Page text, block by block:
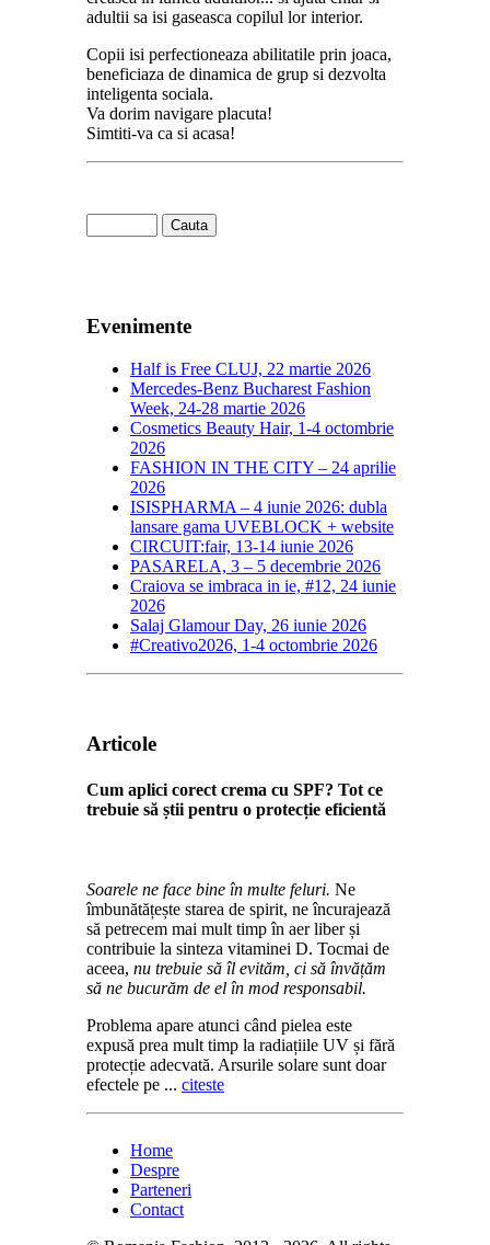
adultii sa isi gaseasca copilul lor interior.
Copii isi perfectioneaza abilitatile prin joaca,
beneficiaza de dinamica de grup si dezvolta
inteligenta sociala.
Va dorim navigare placuta!
Simtiti-va ca si acasa!
Evenimente
Half is Free CLUJ, 22 martie 2026
Mercedes-Benz Bucharest Fashion
Week, 24-28 martie 2026
Cosmetics Beauty Hair, 1-4 octombrie
2026
FASHION IN THE CITY – 24 aprilie
2026
ISISPHARMA – 4 iunie 2026: dubla
lansare gama UVEBLOCK + website
CIRCUIT:fair, 13-14 iunie 2026
PASARELA, 3 – 5 decembrie 2026
Craiova se imbraca in ie, #12, 24 iunie
2026
Salaj Glamour Day, 26 iunie 2026
#Creativo2026, 1-4 octombrie 2026
Articole
Cum aplici corect crema cu SPF? Tot ce
trebuie să știi pentru o protecție eficientă
Soarele ne face bine în multe feluri. Ne
îmbunătățește starea de spirit, ne încurajează
să petrecem mai mult timp în aer liber și
contribuie la sinteza vitaminei D. Tocmai de
aceea, nu trebuie să îl evităm, ci să învățăm
să ne bucurăm de el în mod responsabil.
Problema apare atunci când pielea este
expusă prea mult timp la radiațiile UV și fără
protecție adecvată. Arsurile solare sunt doar
efectele pe ... citeste
Home
Despre
Parteneri
Contact